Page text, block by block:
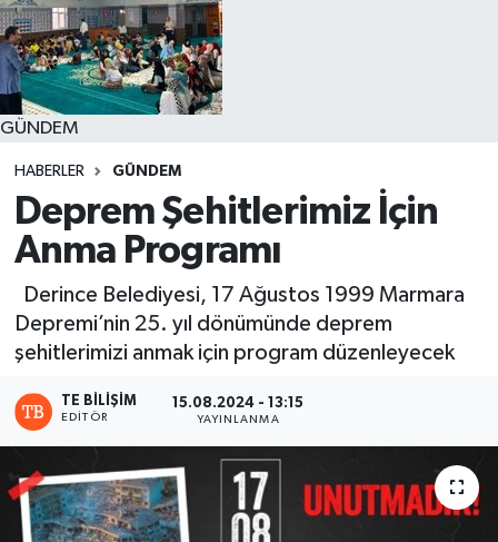
GÜNDEM
HABERLER GÜNDEM
Deprem Şehitlerimiz İçin
Anma Programı
Derince Belediyesi, 17 Ağustos 1999 Marmara
Depremi’nin 25. yıl dönümünde deprem
şehitlerimizi anmak için program düzenleyecek
TE BILIŞIM
EDITÖR
15.08.2024 - 13:15
YAYINLANMA